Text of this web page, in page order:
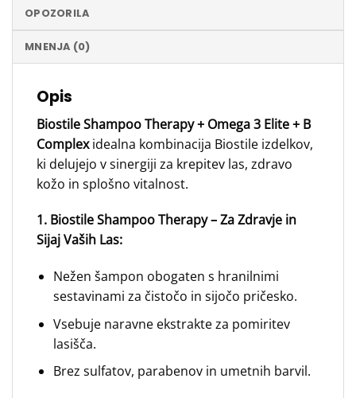
OPOZORILA
MNENJA (0)
Opis
Biostile Shampoo Therapy + Omega 3 Elite + B
Complexidealna kombinacija Biostile izdelkov,
ki delujejo v sinergiji za krepitev las, zdravo
kožo in splošno vitalnost.
1. Biostile Shampoo Therapy – Za Zdravje in
Sijaj Vaših Las:
Nežen šampon obogaten s hranilnimi
sestavinami za čistočo in sijočo pričesko.
Vsebuje naravne ekstrakte za pomiritev
lasišča.
Brez sulfatov, parabenov in umetnih barvil.